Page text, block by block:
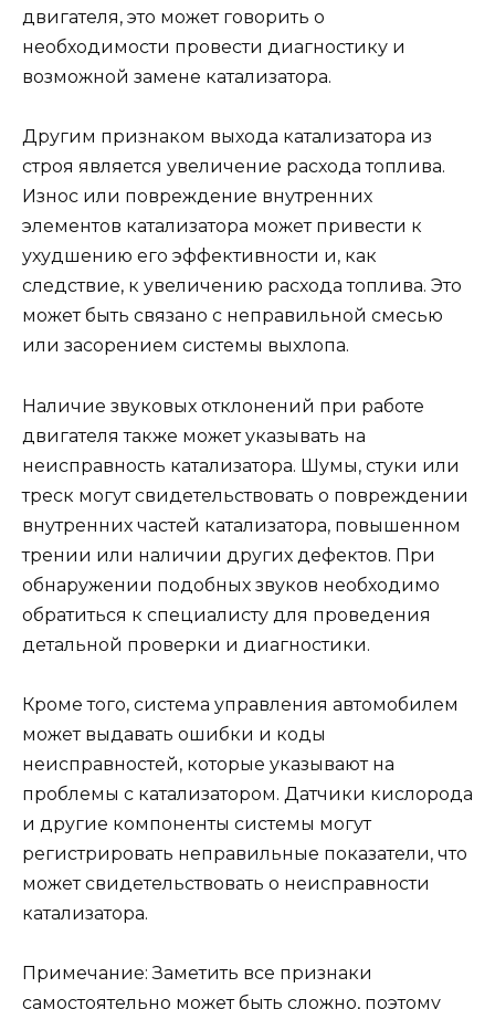
двигателя, это может говорить о
необходимости провести диагностику и
возможной замене катализатора.
Другим признаком выхода катализатора из
строя является увеличение расхода топлива.
Износ или повреждение внутренних
элементов катализатора может привести к
ухудшению его эффективности и, как
следствие, к увеличению расхода топлива. Это
может быть связано с неправильной смесью
или засорением системы выхлопа.
Наличие звуковых отклонений при работе
двигателя также может указывать на
неисправность катализатора. Шумы, стуки или
треск могут свидетельствовать о повреждении
внутренних частей катализатора, повышенном
трении или наличии других дефектов. При
обнаружении подобных звуков необходимо
обратиться к специалисту для проведения
детальной проверки и диагностики.
Кроме того, система управления автомобилем
может выдавать ошибки и коды
неисправностей, которые указывают на
проблемы с катализатором. Датчики кислорода
и другие компоненты системы могут
регистрировать неправильные показатели, что
может свидетельствовать о неисправности
катализатора.
Примечание: Заметить все признаки
самостоятельно может быть сложно, поэтому